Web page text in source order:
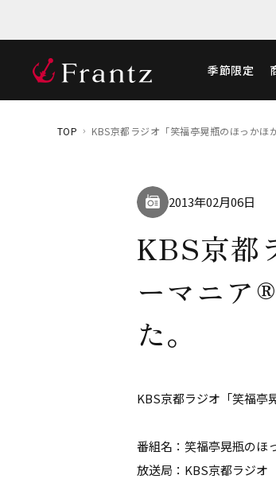
季節限定
TOP KBS京都ラジオ「笑福亭晃瓶のほっかほ
2013年02月06日
KBS京都
ーマニア
た。
KBS京都ラジオ「笑福亭
番組名：笑福亭晃瓶のほ
放送局：KBS京都ラジオ